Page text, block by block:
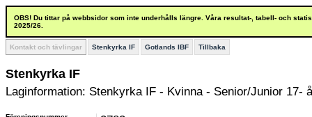
OBS! Du tittar på webbsidor som inte underhålls längre. Våra resultat-, tabell- och
2025/26.
Kontakt och tävlingar Stenkyrka IF Gotlands IBF Tillbaka
Stenkyrka IF
Laginformation: Stenkyrka IF - Kvinna - Senior/Junior 17-